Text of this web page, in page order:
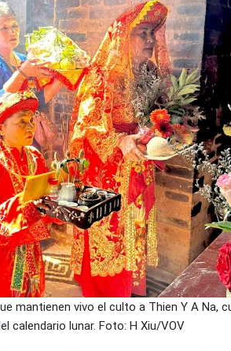
mantienen vivo el culto a Thien Y A Na,
calendario lunar. Foto: H Xiu/VOV